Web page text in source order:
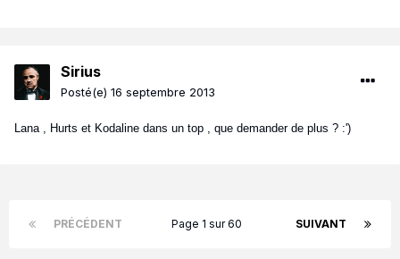
Sirius
Posté(e) 16 septembre 2013
Lana , Hurts et Kodaline dans un top , que demander de plus ? :')
PRÉCÉDENT SUIVANT
Page 1 sur 60